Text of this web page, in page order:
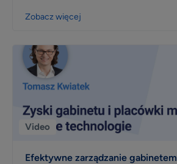
Zobacz więcej
Video
Efektywne zarządzanie